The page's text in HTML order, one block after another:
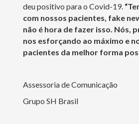
deu positivo para o Covid-19.
com nossos pacientes, fake
não é hora de fazer isso. Nós,
nos esforçando ao máximo e
pacientes da melhor forma
Assessoria de Comunicação
Grupo SH Brasil